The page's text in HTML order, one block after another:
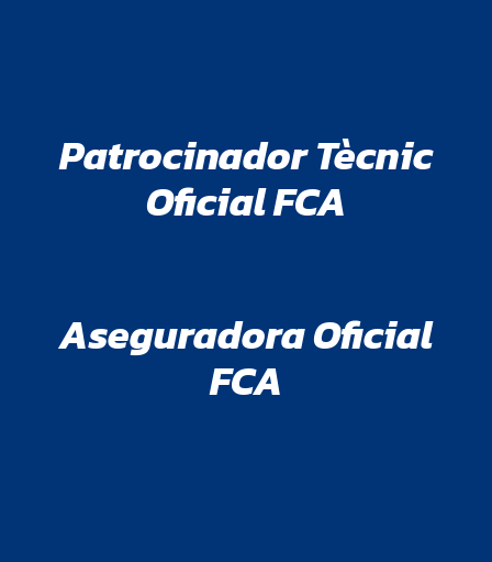
Patrocinador Tècnic
Oficial FCA
Aseguradora Oficial
FCA